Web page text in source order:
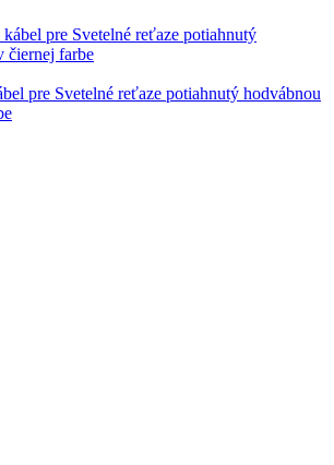
pre Svetelné reťaze potiahnutý hodvábnou